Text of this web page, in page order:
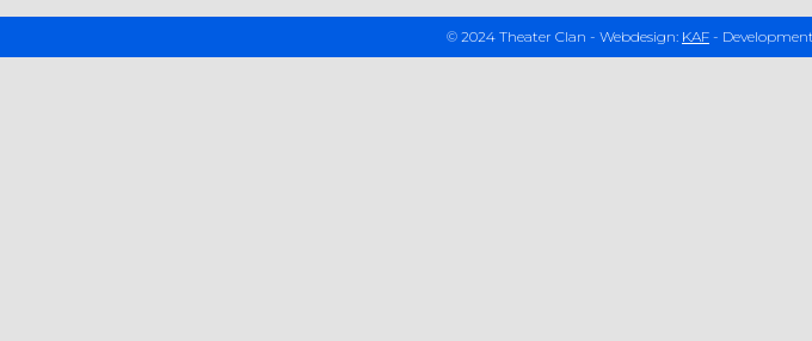
© 2024 Theater Clan - Webdesign: KAF -